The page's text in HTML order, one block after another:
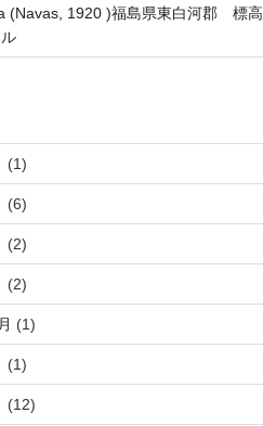
(Navas, 1920 )福島県東白河郡 標高
(1)
(6)
(2)
(2)
(1)
(1)
(12)